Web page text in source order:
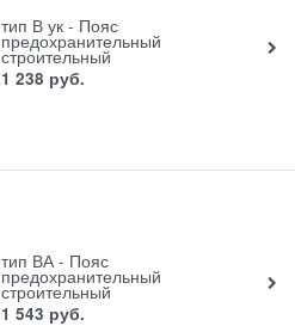
тип В ук - Пояс
предохранительный
строительный
1 238 руб.
тип ВА - Пояс
предохранительный
строительный
1 543 руб.